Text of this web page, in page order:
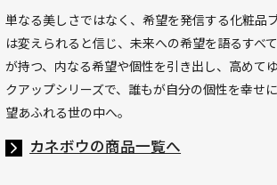
単なる美しさではなく、希望を発信する化粧品
は変えられると信じ、未来への希望を語るすべ
が持つ、内なる希望や個性を引き出し、高めて
クアップシリーズで、誰もが自分の個性を幸せ
望あふれる世の中へ。
カネボウの商品一覧へ